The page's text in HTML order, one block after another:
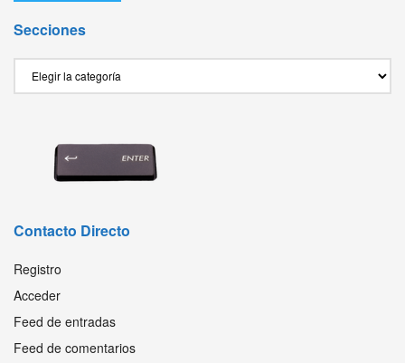
Secciones
Contacto Directo
Registro
Acceder
Feed de entradas
Feed de comentarios